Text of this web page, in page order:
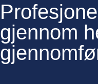
gjennom